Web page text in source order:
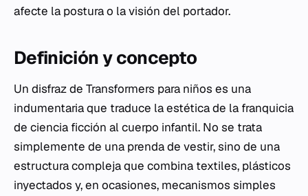
afecte la postura o la visión del portador.
Definición y concepto
Un disfraz de Transformers para niños es una
indumentaria que traduce la estética de la franquicia
de ciencia ficción al cuerpo infantil. No se trata
simplemente de una prenda de vestir, sino de una
estructura compleja que combina textiles, plásticos
inyectados y, en ocasiones, mecanismos simples